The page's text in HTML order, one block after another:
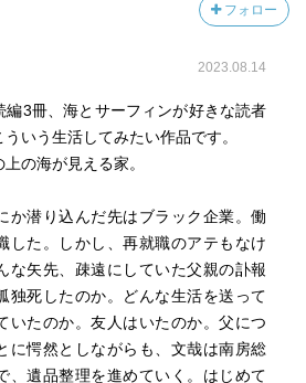
フォロー
2023.08.14
編3冊、海とサーフィンが好きな読者
いう生活してみたい作品です。
の海が見える家。
か潜り込んだ先はブラック企業。働
した。しかし、再就職のアテもなけ
な矢先、疎遠にしていた父親の訃報
独死したのか。どんな生活を送って
いたのか。友人はいたのか。父につ
に愕然としながらも、文哉は南房総
、遺品整理を進めていく。はじめて